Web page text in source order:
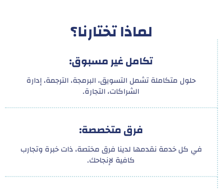
لماذا تختارنا؟
تكامل غير مسبوق:
حلول متكاملة تشمل التسويق، البرمجة، الترجمة، إدارة
الشراكات، التجارة.
فرق متخصصة:
في كل خدمة نقدمها لدينا فرق مختصة، ذات خبرة وتجارب
كافية لإنجاحك.